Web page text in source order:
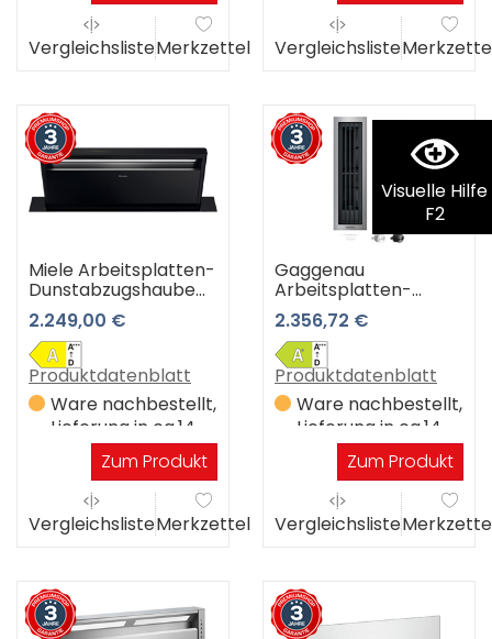
Visuelle Hilfe
F2
VergleichslisteMerkzettel Vergleichsliste
Miele Arbeitsplatten-
Dunstabzugshaube
DAD 4370 Black
Levantar
(obsidianschwarz) 3
Jahre Premiumshop
Garantie
2.249,00 €
Produktdatenblatt
Ware nachbestellt,
Lieferung in ca.14
Werktagen
Zum Produkt
VergleichslisteMerkzettel
Gaggenau
Arbeitsplatten-
Dunstabzugshaube
VL414115 (Edelstahl) 3
Jahre Premiumshop
Garantie
2.356,72 €
Produktdatenblatt
Ware nachbestellt,
Lieferung in ca.14
Werktagen
Zum Produkt
Vergleichsliste